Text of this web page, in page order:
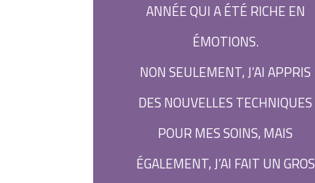
ANNÉE QUI A ÉTÉ RICHE EN
ÉMOTIONS.
NON SEULEMENT, J’AI APPRIS
DES NOUVELLES TECHNIQUES
POUR MES SOINS, MAIS
ÉGALEMENT, J’AI FAIT UN GROS